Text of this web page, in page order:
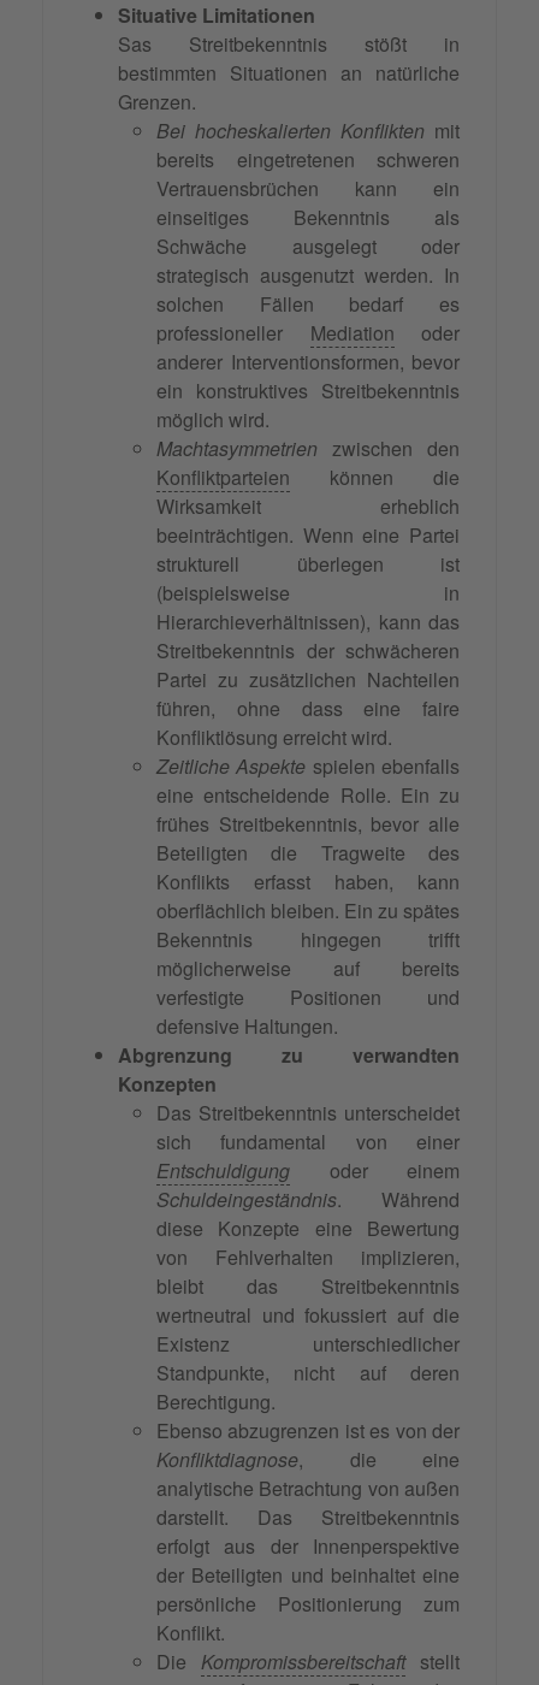
Situative Limitationen
Sas Streitbekenntnis stößt in
bestimmten Situationen an natürliche
Grenzen.
Bei hocheskalierten Konflikten mit
bereits eingetretenen schweren
Vertrauensbrüchen kann ein
einseitiges Bekenntnis als
Schwäche ausgelegt oder
strategisch ausgenutzt werden. In
solchen Fällen bedarf es
professioneller Mediation oder
anderer Interventionsformen, bevor
ein konstruktives Streitbekenntnis
möglich wird.
Machtasymmetrien zwischen den
Konfliktparteien können die
Wirksamkeit erheblich
beeinträchtigen. Wenn eine Partei
strukturell überlegen ist
(beispielsweise in
Hierarchieverhältnissen), kann das
Streitbekenntnis der schwächeren
Partei zu zusätzlichen Nachteilen
führen, ohne dass eine faire
Konfliktlösung erreicht wird.
Zeitliche Aspekte spielen ebenfalls
eine entscheidende Rolle. Ein zu
frühes Streitbekenntnis, bevor alle
Beteiligten die Tragweite des
Konflikts erfasst haben, kann
oberflächlich bleiben. Ein zu spätes
Bekenntnis hingegen trifft
möglicherweise auf bereits
verfestigte Positionen und
defensive Haltungen.
Abgrenzung zu verwandten
Konzepten
Das Streitbekenntnis unterscheidet
sich fundamental von einer
Entschuldigung oder einem
Schuldeingeständnis. Während
diese Konzepte eine Bewertung
von Fehlverhalten implizieren,
bleibt das Streitbekenntnis
wertneutral und fokussiert auf die
Existenz unterschiedlicher
Standpunkte, nicht auf deren
Berechtigung.
Ebenso abzugrenzen ist es von der
Konfliktdiagnose, die eine
analytische Betrachtung von außen
darstellt. Das Streitbekenntnis
erfolgt aus der Innenperspektive
der Beteiligten und beinhaltet eine
persönliche Positionierung zum
Konflikt.
Die Kompromissbereitschaftstellt